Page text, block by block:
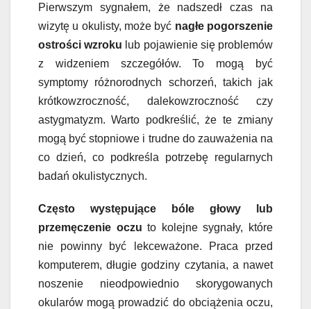
Pierwszym sygnałem, że nadszedł czas na
wizytę u okulisty, może być nagłe pogorszenie
ostrości wzroku lub pojawienie się problemów
z widzeniem szczegółów. To mogą być
symptomy różnorodnych schorzeń, takich jak
krótkowzroczność, dalekowzroczność czy
astygmatyzm. Warto podkreślić, że te zmiany
mogą być stopniowe i trudne do zauważenia na
co dzień, co podkreśla potrzebę regularnych
badań okulistycznych.
Często występujące bóle głowy lub
przemęczenie oczu to kolejne sygnały, które
nie powinny być lekceważone. Praca przed
komputerem, długie godziny czytania, a nawet
noszenie nieodpowiednio skorygowanych
okularów mogą prowadzić do obciążenia oczu,